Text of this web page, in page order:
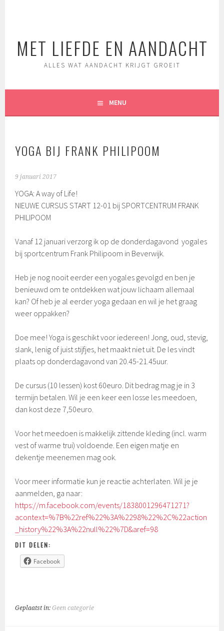
MET LIEFDE EN AANDACHT
ALLES WAT AANDACHT KRIJGT GROEIT
MENU
YOGA BIJ FRANK PHILIPOOM
9 januari 2017
YOGA: A way of Life!
NIEUWE CURSUS START 12-01 bij SPORTCENTRUM FRANK
PHILIPOOM
Vanaf 12 januari verzorg ik op de donderdagavond yogales
bij sportcentrum Frank Philipoom in Beverwijk.
Heb je nog nooit eerder een yogales gevolgd en ben je
benieuwd om te ontdekken wat jouw lichaam allemaal
kan? Of heb je al eerder yoga gedaan en wil je het graag
weer oppakken?
Doe mee! Yoga is geschikt voor iedereen! Jong, oud, stevig,
slank, lenig of juist stijfjes, het maakt niet uit. De les vindt
plaats op donderdagavond van 20.45-21.45uur.
De cursus (10 lessen) kost 60euro. Dit bedrag mag je in 3
termijn betalen. Wil je een keer een losse les meedoen,
dan kost deze 7,50euro.
Voor het meedoen is makkelijk zittende kleding (incl. warm
vest of warme trui) voldoende. Een eigen matje en
dekentje meenemen mag ook.
Voor meer informatie kun je reactie achterlaten. Wil je je
aanmelden, ga naar:
https://m.facebook.com/events/1838001296471271?
acontext=%7B%22ref%22%3A%2298%22%2C%22action
_history%22%3A%22null%22%7D&aref=98
DIT DELEN:
Facebook
Geplaatst in:Geen categorie